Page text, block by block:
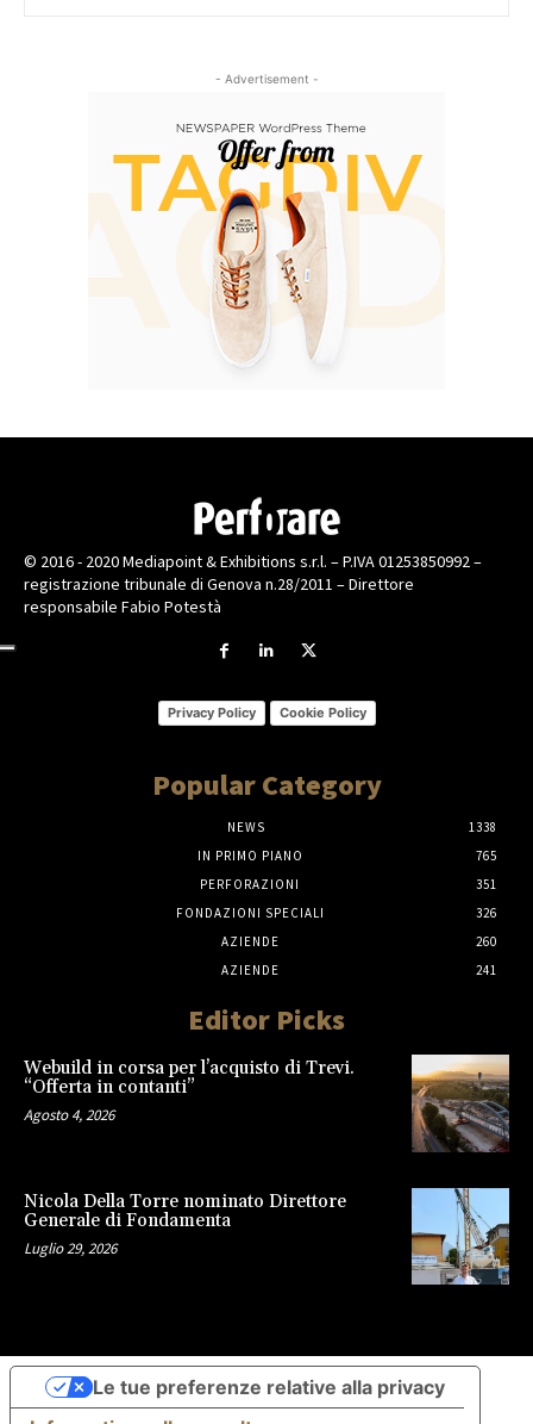
- Advertisement -
© 2016 - 2020 Mediapoint & Exhibitions s.r.l. – P.IVA 01253850992 –
registrazione tribunale di Genova n.28/2011 – Direttore
responsabile Fabio Potestà
Privacy Policy Cookie Policy
Popular Category
NEWS
1338
IN PRIMO PIANO
765
PERFORAZIONI
351
FONDAZIONI SPECIALI
326
AZIENDE
260
AZIENDE
241
Editor Picks
Webuild in corsa per l’acquisto di Trevi.
“Offerta in contanti”
Agosto 4, 2026
Nicola Della Torre nominato Direttore
Generale di Fondamenta
Luglio 29, 2026
Le tue preferenze relative alla privacy